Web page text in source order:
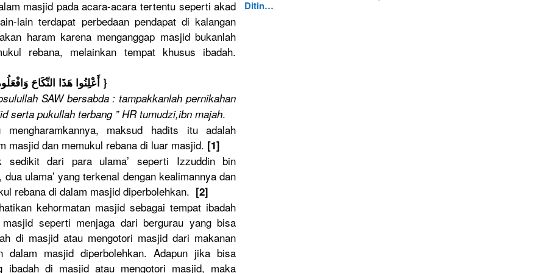
masjid pada acara-acara tertentu seperti akad
lain terdapat perbedaan pendapat di kalangan
haram karena menganggap masjid bukanlah
rebana, melainkan tempat khusus ibadah.
{ أَعْلِنُوا هَذَا النِّكَاحَ وَافْعَلُو
}
SAW bersabda : tampakkanlah pernikahan
serta pukullah terbang ” HR tumudzi,ibn majah.
annya, maksud hadits itu adalah
masjid dan memukul rebana di luar masjid. [1]
sedikit dari para ulama’ seperti Izzuddin bin
ulama’ yang terkenal dengan kealimannya dan
rebana di dalam masjid diperbolehkan. [2]
kan kehormatan masjid sebagai tempat ibadah
seperti menjaga dari bergurau yang bisa
di masjid atau mengotori masjid dari makanan
dalam masjid diperbolehkan. Adapun jika bisa
di masjid atau mengotori masjid, maka
Ditin…